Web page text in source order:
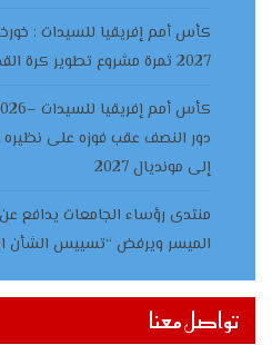
كأس أمم إفريقيا للسيدات :
2027 ثمرة مشروع تطوير كرة القدم النسوية
إلى مونديال 2027
منتدى رؤساء الجامعات يدافع
الميسر ويرفض “تسييس الشأن
تواصل معنا